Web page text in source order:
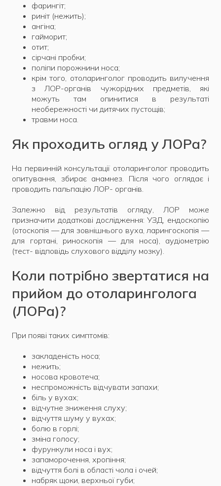
фарингіт;
риніт (нежить);
ангіна;
гайморит;
отит;
сірчані пробки;
поліпи порожнини носа;
крім того, отоларинголог проводить вилучення
з ЛОР-органів чужорідних предметів, які
можуть там опинитися в результаті
необережності чи дитячих пустощів;
травми носа.
Як проходить огляд у ЛОРа?
На первинній консультації отоларинголог проводить
опитування, збирає анамнез. Після чого оглядає і
проводить пальпацію ЛОР- органів.
Залежно від результатів огляду, ЛОР може
призначити додаткові дослідження: УЗД, ендоскопію
(отоскопія — для зовнішнього вуха, ларингоскопія —
для гортані, риноскопія — для носа), аудіометрію
(тест- відповідь слухового відділу мозку).
Коли потрібно звертатися на
прийом до отоларинголога
(ЛОРа)?
При появі таких симптомів:
закладеність носа;
нежить;
носова кровотеча;
неспроможність відчувати запахи;
біль у вухах;
відчутне зниження слуху;
відчуття шуму у вухах;
болю в горлі;
зміна голосу;
фурункули носа і вух;
запаморочення, хропіння;
відчуття болі в області чола і очей;
набряк щоки, верхньої губи;